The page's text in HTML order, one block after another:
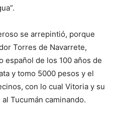
se arrepintió, porque
Torres de Navarrete,
español de los 100 años de
y tomo 5000 pesos y el
con lo cual Vitoria y su
Tucumán caminando.